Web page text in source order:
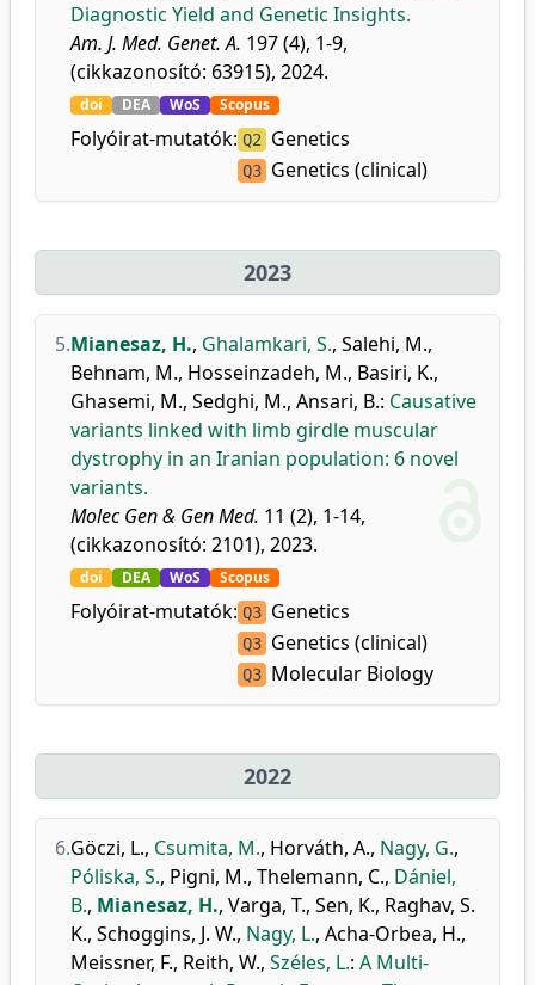
Diagnostic Yield and Genetic Insights.
Am. J. Med. Genet. A. 197 (4), 1-9,
(cikkazonosító: 63915), 2024.
doi DEA WoS Scopus
Folyóirat-mutatók: Q2 Genetics
Q3 Genetics (clinical)
2023
5.Mianesaz, H., Ghalamkari, S., Salehi, M.,
Behnam, M., Hosseinzadeh, M., Basiri, K.,
Ghasemi, M., Sedghi, M., Ansari, B.: Causative
variants linked with limb girdle muscular
dystrophy in an Iranian population: 6 novel
variants.
Molec Gen & Gen Med. 11 (2), 1-14,
(cikkazonosító: 2101), 2023.
doi DEA WoS Scopus
Folyóirat-mutatók: Q3 Genetics
Q3 Genetics (clinical)
Q3 Molecular Biology
2022
6.Göczi, L., Csumita, M., Horváth, A., Nagy, G.,
Póliska, S., Pigni, M., Thelemann, C., Dániel,
B., Mianesaz, H., Varga, T., Sen, K., Raghav, S.
K., Schoggins, J. W., Nagy, L., Acha-Orbea, H.,
Meissner, F., Reith, W., Széles, L.: A Multi-